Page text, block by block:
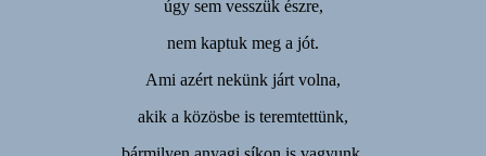
úgy sem vesszük észre,
nem kaptuk meg a jót.
Ami azért nekünk járt volna,
akik a közösbe is teremtettünk,